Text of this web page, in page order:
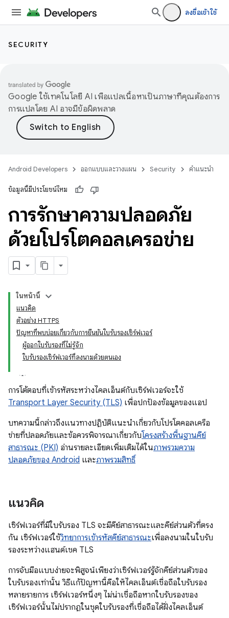
ลงชื่อเข้าใช้
SECURITY
Google ใช้เทคโนโลยี AI เพื่อแปลเนื้อหาเป็นภาษาที่คุณต้องการ
การแปลโดย AI อาจมีข้อผิดพลาด
Android Developers ออกแบบและวางแผน Security คำแนะนำ
ข้อมูลนี้มีประโยชน์ไหม
การรักษาความปลอดภัย
ด้วยโปรโตคอลเครือข่าย
ในหน้านี้
แนวคิด
ตัวอย่าง HTTPS
ปัญหาที่พบบ่อยเกี่ยวกับการยืนยันใบรับรองเซิร์ฟเวอร์
ผู้ออกใบรับรองที่ไม่รู้จัก
ใบรับรองเซิร์ฟเวอร์ที่ลงนามด้วยตนเอง
การโต้ตอบที่เข้ารหัสระหว่างไคลเอ็นต์กับเซิร์ฟเวอร์จะใช้
Transport Layer Security (TLS) เพื่อปกป้องข้อมูลของแอป
บทความนี้กล่าวถึงแนวทางปฏิบัติแนะนำเกี่ยวกับโปรโตคอลเครือ
ข่ายที่ปลอดภัยและข้อควรพิจารณาเกี่ยวกับโครงสร้างพื้นฐานคีย์
สาธารณะ (PKI) อ่านรายละเอียดเพิ่มเติมได้ในภาพรวมความ
ปลอดภัยของ Android และภาพรวมสิทธิ์
แนวคิด
เซิร์ฟเวอร์ที่มีใบรับรอง TLS จะมีคีย์สาธารณะและคีย์ส่วนตัวที่ตรง
กัน เซิร์ฟเวอร์ใช้วิทยาการเข้ารหัสคีย์สาธารณะเพื่อลงนามในใบรับ
รองระหว่างแฮนด์เชค TLS
การจับมือแบบง่ายจะพิสูจน์เพียงว่าเซิร์ฟเวอร์รู้จักคีย์ส่วนตัวของ
ใบรับรองเท่านั้น วิธีแก้ปัญหานี้คือให้ไคลเอ็นต์เชื่อถือใบรับรอง
หลายรายการ เซิร์ฟเวอร์หนึ่งๆ ไม่น่าเชื่อถือหากใบรับรองของ
เซิร์ฟเวอร์นั้นไม่ปรากฏในชุดใบรับรองที่เชื่อถือได้ฝั่งไคลเอ็นต์